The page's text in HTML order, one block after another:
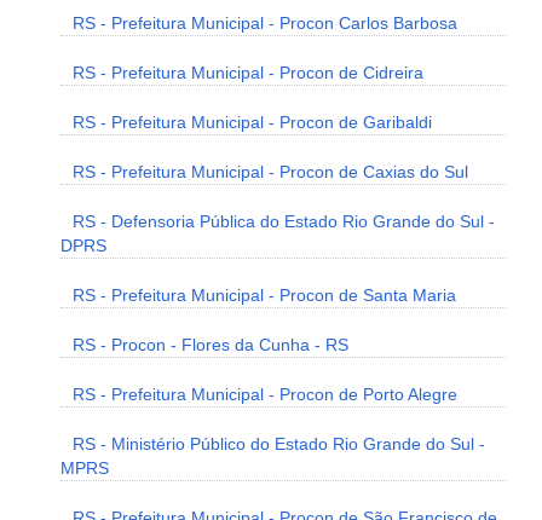
RS - Prefeitura Municipal - Procon Carlos Barbosa
RS - Prefeitura Municipal - Procon de Cidreira
RS - Prefeitura Municipal - Procon de Garibaldi
RS - Prefeitura Municipal - Procon de Caxias do Sul
RS - Defensoria Pública do Estado Rio Grande do Sul -
DPRS
RS - Prefeitura Municipal - Procon de Santa Maria
RS - Procon - Flores da Cunha - RS
RS - Prefeitura Municipal - Procon de Porto Alegre
RS - Ministério Público do Estado Rio Grande do Sul -
MPRS